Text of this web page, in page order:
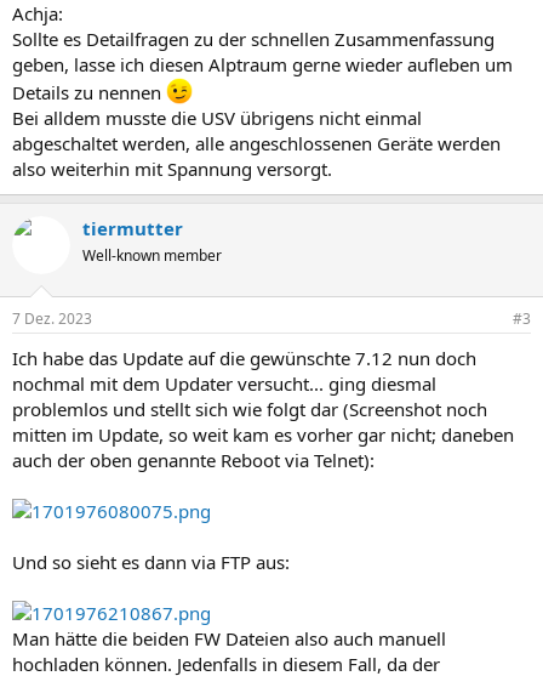
:
Achja:
Sollte es Detailfragen zu der schnellen Zusammenfassung
geben, lasse ich diesen Alptraum gerne wieder aufleben um
Details zu nennen
Bei alldem musste die USV übrigens nicht einmal
abgeschaltet werden, alle angeschlossenen Geräte werden
also weiterhin mit Spannung versorgt.
tiermutter
Well-known member
7 Dez. 2023 #3
Ich habe das Update auf die gewünschte 7.12 nun doch
nochmal mit dem Updater versucht... ging diesmal
problemlos und stellt sich wie folgt dar (Screenshot noch
mitten im Update, so weit kam es vorher gar nicht; daneben
auch der oben genannte Reboot via Telnet):
Und so sieht es dann via FTP aus:
Man hätte die beiden FW Dateien also auch manuell
hochladen können. Jedenfalls in diesem Fall, da der